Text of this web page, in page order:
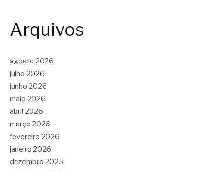
Arquivos
agosto 2026
julho 2026
junho 2026
maio 2026
abril 2026
março 2026
fevereiro 2026
janeiro 2026
dezembro 2025